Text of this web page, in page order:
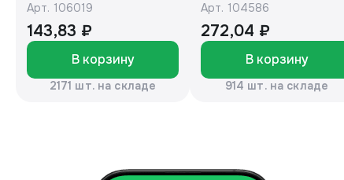
Арт. 106019
143,83 ₽
В корзину
2171 шт. на складе
гиперпигментации для
осветления кожи 75 г
Арт. 104586
272,04 ₽
В корзину
914 шт. на складе